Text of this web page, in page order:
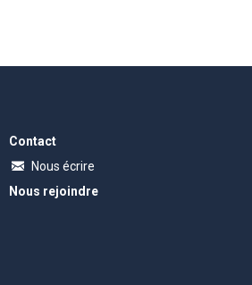
Contact
Nous écrire
Nous rejoindre